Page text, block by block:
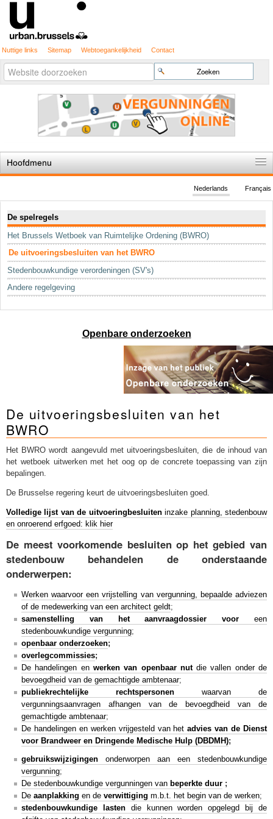
Nuttige links Sitemap Webtoegankelijkheid Contact
Zoek
Geavanceerd
zoeken...
Hoofdmenu
De spelregels
Stedenbouwkundige vergunning
Cartografie
Studies en publicaties
Sleutelwoorden
Stedenbouwkundige inlichtingen
Français
Nederlands
De spelregels
Het Brussels Wetboek van Ruimtelijke Ordening (BWRO)
De uitvoeringsbesluiten van het BWRO
Stedenbouwkundige verordeningen (SV's)
Andere regelgeving
Openbare onderzoeken
De uitvoeringsbesluiten van het
BWRO
Het BWRO wordt aangevuld met uitvoeringsbesluiten, die de inhoud van
het wetboek uitwerken met het oog op de concrete toepassing van zijn
bepalingen.
De Brusselse regering keurt de uitvoeringsbesluiten goed.
Volledige lijst van de uitvoeringbesluiteninzake planning, stedenbouw
en onroerend erfgoed: klik hier
De meest voorkomende besluiten op het gebied van
stedenbouw behandelen de onderstaande
onderwerpen:
Werken waarvoor een vrijstelling van vergunning, bepaalde adviezen
of de medewerking van een architect geldt;
samenstelling van het aanvraagdossier voor een
stedenbouwkundige vergunning;
openbaar onderzoeken;
overlegcommissies;
De handelingen enwerken van openbaar nutdie vallen onder de
bevoegdheid van de gemachtigde ambtenaar;
publiekrechtelijke rechtspersonen waarvan de
vergunningsaanvragen afhangen van de bevoegdheid van de
gemachtigde ambtenaar;
De handelingen en werken vrijgesteld van het advies van de Dienst
voor Brandweer en Dringende Medische Hulp (DBDMH);
gebruikswijzigingen onderworpen aan een stedenbouwkundige
vergunning;
De stedenbouwkundige vergunningen van beperkte duur ;
De aanplakking en de verwittiging m.b.t. het begin van de werken;
stedenbouwkundige lasten die kunnen worden opgelegd bij de